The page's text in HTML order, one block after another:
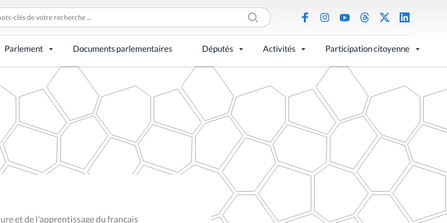
Parlement Documents parlementaires Députés Activités Participation citoyenne
et de l'apprentissage du français